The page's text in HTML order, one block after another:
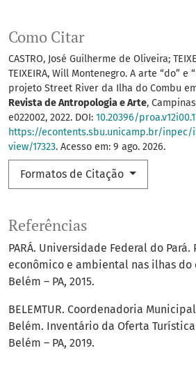
Como Citar
CASTRO, José Guilherme de Oliveira;
TEIXEIRA, Will Montenegro. A arte “do” e
projeto Street River da Ilha do Combu
Revista de Antropologia e Arte,
e022002, 2022. DOI: 10.20396/
https://econtents.sbu.unicamp.br/
view/17323. Acesso em: 9 ago. 2026.
Formatos de Citação
Referências
PARÁ. Universidade Federal do
econômico e ambiental nas ilhas do
Belém – PA, 2015.
BELEMTUR. Coordenadoria
Belém. Inventário da Oferta
Belém – PA, 2019.